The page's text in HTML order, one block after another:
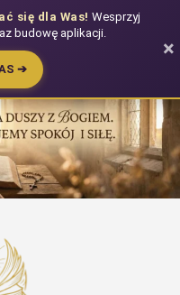
się dla Was! Wesprzyj
budowę aplikacji.
➔
×